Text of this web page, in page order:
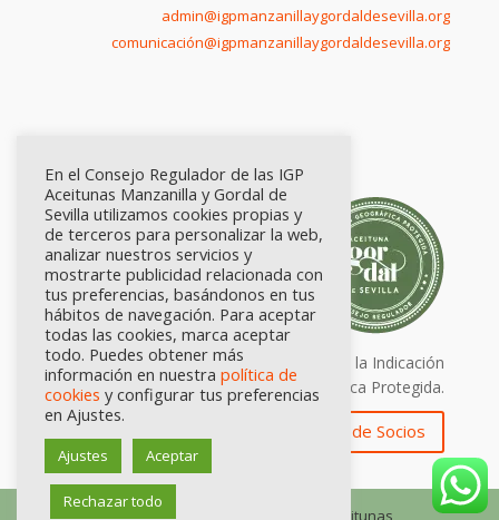
admin@igpmanzanillaygordaldesevilla.org
comunicación@igpmanzanillaygordaldesevilla.org
Calidad certificada por Origen. Sellos de la Indicación
Geográfica Protegida.
Zona de Socios
© Consejo Regulador de las IGP Aceitunas
En el Consejo Regulador de las IGP
Aceitunas Manzanilla y Gordal de
Sevilla utilizamos cookies propias y
de terceros para personalizar la web,
analizar nuestros servicios y
mostrarte publicidad relacionada con
tus preferencias, basándonos en tus
hábitos de navegación. Para aceptar
todas las cookies, marca aceptar
todo. Puedes obtener más
información en nuestra política de
cookies y configurar tus preferencias
en Ajustes.
Ajustes Aceptar
Rechazar todo